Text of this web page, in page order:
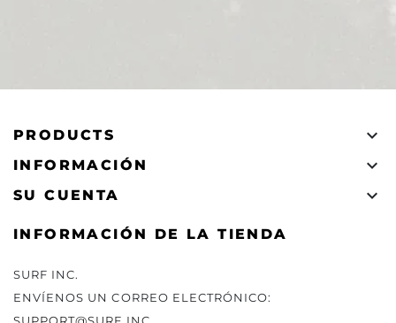
PRODUCTS 
INFORMACIÓN 
SU CUENTA 
INFORMACIÓN DE LA TIENDA
SURF INC.
ENVÍENOS UN CORREO ELECTRÓNICO: